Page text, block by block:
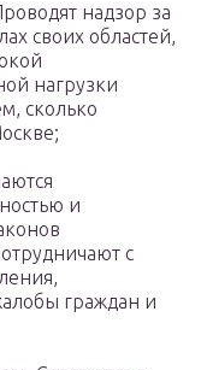
надзор за
своих областей,
нагрузки
сколько
и
с
граждан и